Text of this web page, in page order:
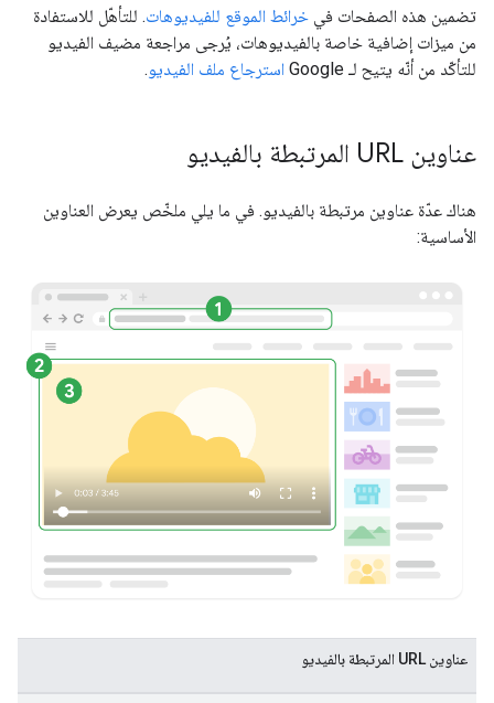
تضمين هذه الصفحات في خرائط الموقع للفيديوهات. للتأهّل للاستفادة
من ميزات إضافية خاصة بالفيديوهات، يُرجى مراجعة مضيف الفيديو
للتأكّد من أنّه يتيح لـ Google
استرجاع ملف الفيديو.
عناوين URL المرتبطة بالفيديو
هناك عدّة عناوين مرتبطة بالفيديو. في ما يلي ملخّص يعرض العناوين
الأساسية:
عناوين URL المرتبطة بالفيديو